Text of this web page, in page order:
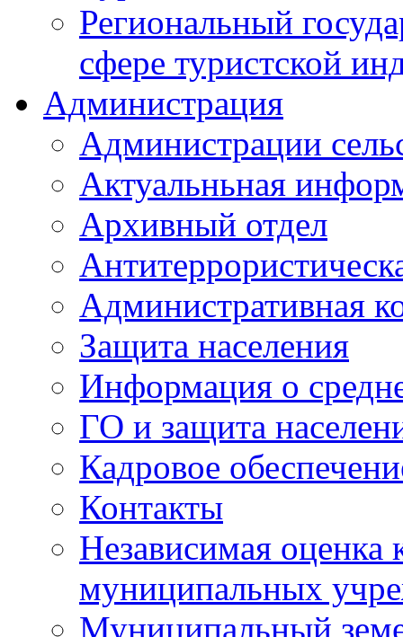
Региональный
сфере туристской
Администрация
Администрации
Актуальньная
Архивный отдел
Административная
Защита населения
Информация о
ГО и защита
Кадровое
Контакты
Независимая оценка
муниципальных
Муниципальный